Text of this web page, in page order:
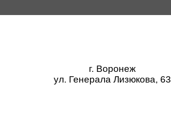
г. Воронеж
ул. Генерала Лизюкова, 63